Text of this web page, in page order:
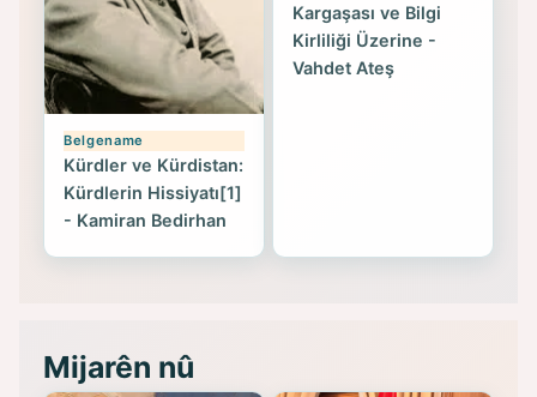
Belgename
Kürdler ve Kürdistan:
Kürdlerin Hissiyatı[1]
- Kamiran Bedirhan
Kargaşası ve Bilgi
Kirliliği Üzerine -
Vahdet Ateş
Mijarên nû